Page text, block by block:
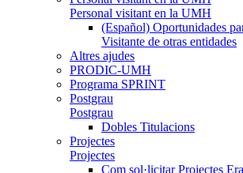
Personal visitant en la UMH
(Español) Oportunidades
Visitante de otras entidades
Altres ajudes
PRODIC-UMH
Programa SPRINT
Postgrau
Postgrau
Dobles Titulacions
Projectes
Projectes
Com sol·licitar Projectes